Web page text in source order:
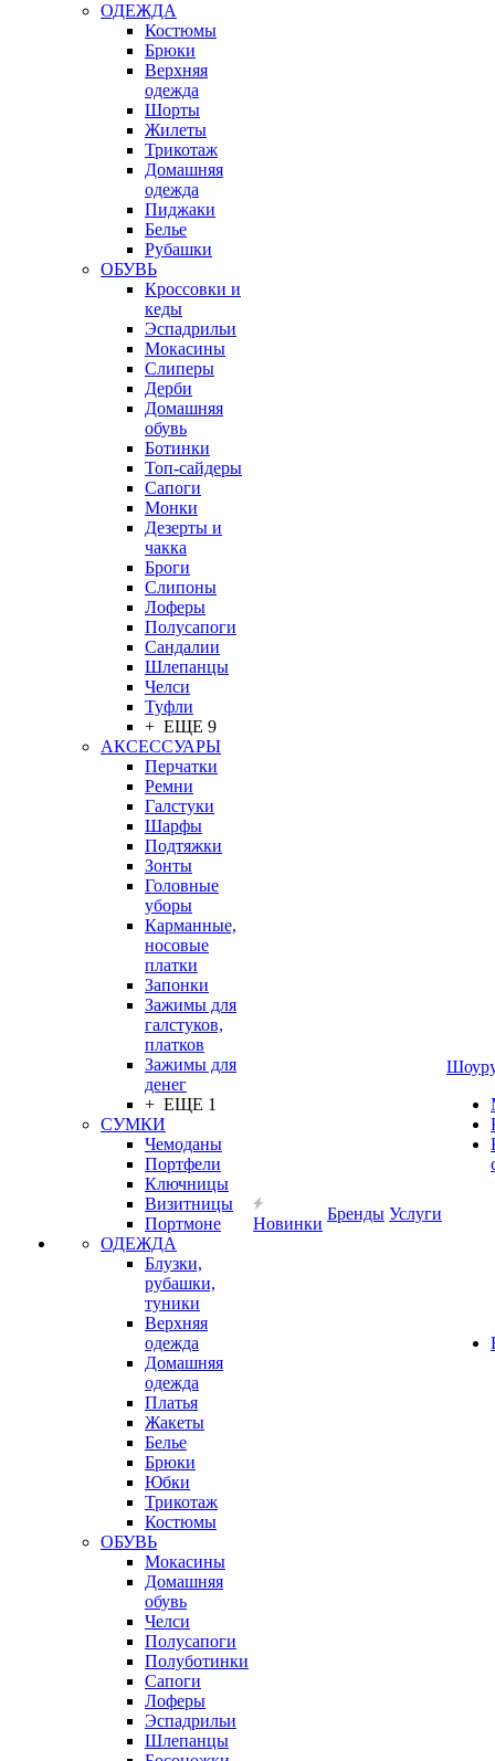
ОДЕЖДА
Костюмы
Брюки
Верхняя
одежда
Шорты
Жилеты
Трикотаж
Домашняя
одежда
Пиджаки
Белье
Рубашки
ОБУВЬ
Кроссовки и
кеды
Эспадрильи
Мокасины
Слиперы
Дерби
Домашняя
обувь
Ботинки
Топ-сайдеры
Сапоги
Монки
Дезерты и
чакка
Броги
Слипоны
Лоферы
Полусапоги
Сандалии
Шлепанцы
Челси
Туфли
+ ЕЩЕ 9
АКСЕССУАРЫ
Перчатки
Ремни
Галстуки
Шарфы
Подтяжки
Зонты
Головные
уборы
Карманные,
носовые
платки
Запонки
Зажимы для
галстуков,
платков
Зажимы для
денег
+ ЕЩЕ 1
СУМКИ
Чемоданы
Портфели
Ключницы
Визитницы
Портмоне
ОДЕЖДА
Блузки,
рубашки,
туники
Верхняя
одежда
Домашняя
одежда
Платья
Жакеты
Белье
Брюки
Юбки
Трикотаж
Костюмы
ОБУВЬ
Мокасины
Домашняя
обувь
Челси
Полусапоги
Полуботинки
Сапоги
Лоферы
Эспадрильи
Шлепанцы
Новинки
Бренды Услуги